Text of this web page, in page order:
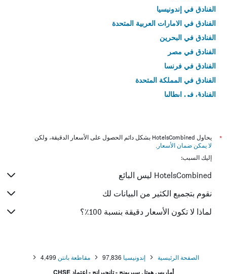
الفنادق في إندونيسيا
الفنادق في الامارات العربية المتحدة
الفنادق في البحرين
الفنادق في مصر
الفنادق في فرنسا
الفنادق في المملكة المتحدة
الفنادق في إيطاليا
*
يحاول HotelsCombined بشكل دائم الحصول على الأسعار الدقيقة، ولكن
لا يمكن ضمان الأسعار .
إليك السبب:
HotelsCombined ليس البائع
نقوم بتجميع الكثير من البيانات لك
لماذا لا تكون الأسعار دقيقة بنسبة 100٪؟
الصفحة الرئيسية إندونيسيا 97,836 مقاطعة بانتن 4,499
أماريس هوتل سيربونج - تانجيرانج - اعتماد CHSE